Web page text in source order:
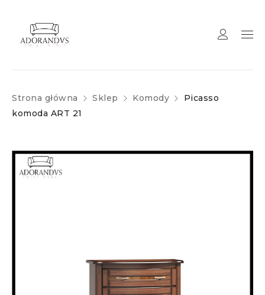
Strona główna Sklep Komody
Picasso
komoda ART 21